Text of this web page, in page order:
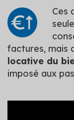
Ces
factures, mais
locative du
imposé aux